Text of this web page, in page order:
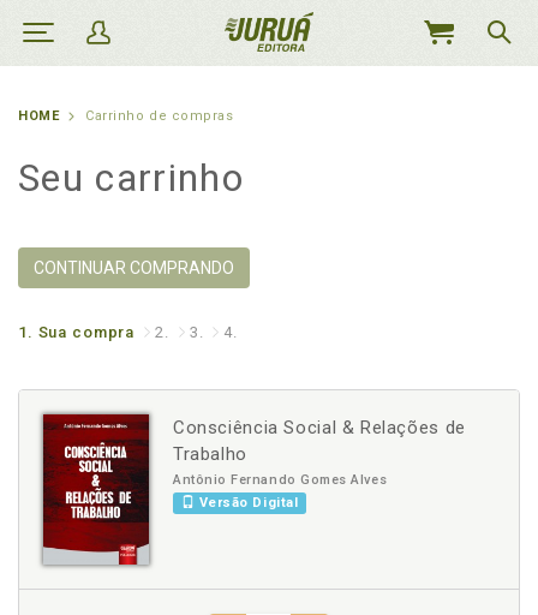
MEU
HOME Carrinho de compras
Seu carrinho
CONTINUAR COMPRANDO
1. Sua compra 2. 3. 4.
Consciência Social & Relações de
Trabalho
Antônio Fernando Gomes Alves
Versão Digital